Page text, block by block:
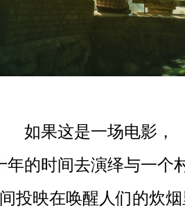
如果这是一场电影，
年的时间去演绎与一个
投映在唤醒人们的炊